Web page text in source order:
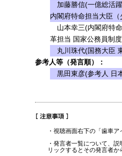
加藤勝信(一億総活
内閣府特命担当大臣
山本幸三(内閣府特
革担当 国家公務員制
丸川珠代(国務大臣
参考人等（発言順）：
黒田東彦(参考人 日
・視聴画面右下の「歯車
・発言者一覧について、
リックするとその発言者か